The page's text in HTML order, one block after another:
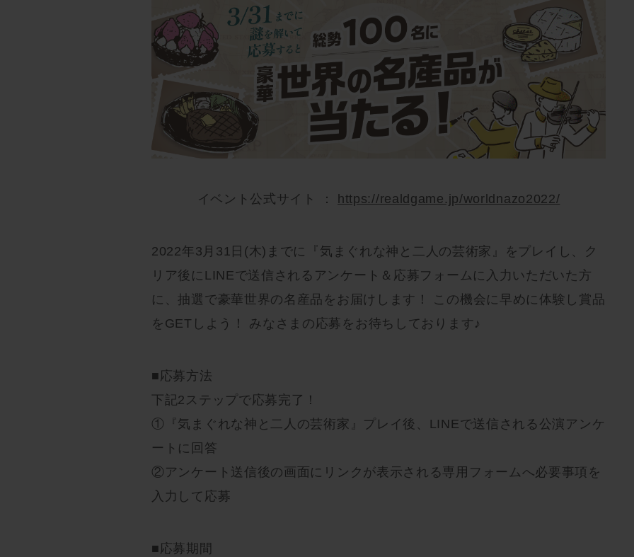
イベント公式サイト ： https://realdgame.jp/worldnazo2022/
2022年3月31日(木)までに『気まぐれな神と二人の芸術家』をプレイし、ク
リア後にLINEで送信されるアンケート＆応募フォームに入力いただいた方
に、抽選で豪華世界の名産品をお届けします！ この機会に早めに体験し賞品
をGETしよう！ みなさまの応募をお待ちしております♪
■応募方法
下記2ステップで応募完了！
①『気まぐれな神と二人の芸術家』プレイ後、LINEで送信される公演アンケ
ートに回答
②アンケート送信後の画面にリンクが表示される専用フォームへ必要事項を
入力して応募
■応募期間